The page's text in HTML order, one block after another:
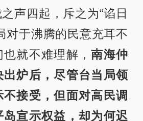
声四起，斥之为“谄日
对于沸腾的民意充耳不
也就不难理解，南海仲
炉后，尽管台当局领
接受，但面对高民调
宣示权益，却为何迟